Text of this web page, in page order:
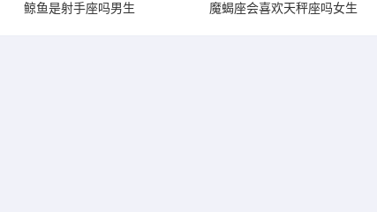
鲸鱼是射手座吗男生 魔蝎座会喜欢天秤座吗女生